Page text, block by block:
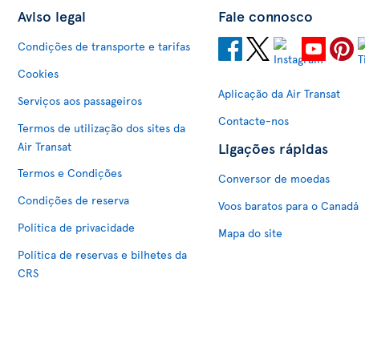
Aviso legal
Condições de transporte e tarifas
Cookies
Serviços aos passageiros
Termos de utilização dos sites da
Air Transat
Termos e Condições
Condições de reserva
Política de privacidade
Política de reservas e bilhetes da
CRS
Fale connosco
Aplicação da Air Transat
Contacte-nos
Ligações rápidas
Conversor de moedas
Voos baratos para o Canadá
Mapa do site